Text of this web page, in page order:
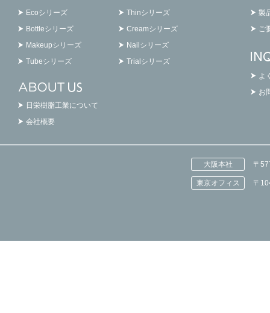
Ecoシリーズ
Thinシリーズ
Bottleシリーズ
Creamシリーズ
Makeupシリーズ
Nailシリーズ
Tubeシリーズ
Trialシリーズ
日栄樹脂工業について
会社概要
製
ご
よ
お
大阪本社 〒
東京オフィス 〒